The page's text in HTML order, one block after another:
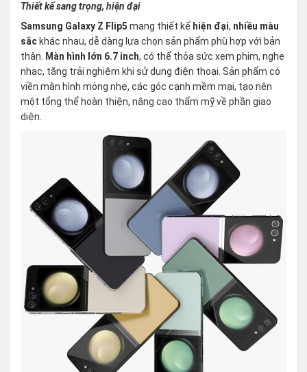
Thiết kế sang trọng, hiện đại
Samsung Galaxy Z Flip5 mang thiết kế hiện đại, nhiều màu
sắc khác nhau, dễ dàng lựa chọn sản phẩm phù hợp với bản
thân. Màn hình lớn 6.7 inch, có thể thỏa sức xem phim, nghe
nhạc, tăng trải nghiệm khi sử dụng điện thoại. Sản phẩm có
viền màn hình mỏng nhẹ, các góc cạnh mềm mại, tạo nên
một tổng thể hoàn thiện, nâng cao thẩm mỹ về phần giao
diện.